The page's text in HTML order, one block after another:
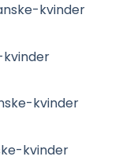
kvinder
kvinder
kvinder